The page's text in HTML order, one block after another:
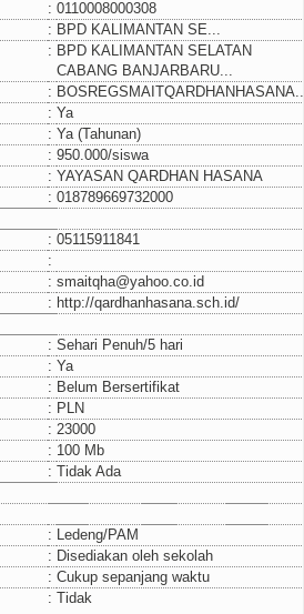
: 0110008000308
: BPD KALIMANTAN SE...
: BPD KALIMANTAN SELATAN
CABANG BANJARBARU...
: BOSREGSMAITQARDHANHASANA...
: Ya
: Ya (Tahunan)
: 950.000/siswa
: YAYASAN QARDHAN HASANA
: 018789669732000
: 05115911841
:
: smaitqha@yahoo.co.id
: http://qardhanhasana.sch.id/
: Sehari Penuh/5 hari
: Ya
: Belum Bersertifikat
: PLN
: 23000
: 100 Mb
: Tidak Ada
: Ledeng/PAM
: Disediakan oleh sekolah
: Cukup sepanjang waktu
: Tidak